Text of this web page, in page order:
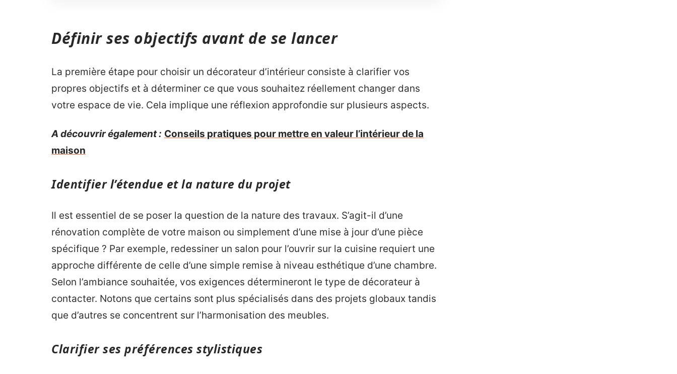
Définir ses objectifs avant de se lancer
La première étape pour choisir un décorateur d’intérieur consiste à clarifier vos
propres objectifs et à déterminer ce que vous souhaitez réellement changer dans
votre espace de vie. Cela implique une réflexion approfondie sur plusieurs aspects.
A découvrir également : Conseils pratiques pour mettre en valeur l’intérieur de la
maison
Identifier l’étendue et la nature du projet
Il est essentiel de se poser la question de la nature des travaux. S’agit-il d’une
rénovation complète de votre maison ou simplement d’une mise à jour d’une pièce
spécifique ? Par exemple, redessiner un salon pour l’ouvrir sur la cuisine requiert une
approche différente de celle d’une simple remise à niveau esthétique d’une chambre.
Selon l’ambiance souhaitée, vos exigences détermineront le type de décorateur à
contacter. Notons que certains sont plus spécialisés dans des projets globaux tandis
que d’autres se concentrent sur l’harmonisation des meubles.
Clarifier ses préférences stylistiques